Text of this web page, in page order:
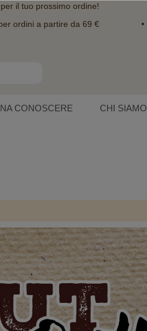
il tuo prossimo ordine!
ordini a partire da 69 €
CONOSCERE CHI SIAMO